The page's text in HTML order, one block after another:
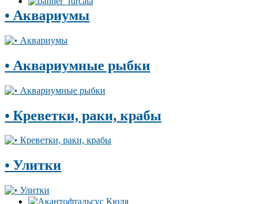
• Аквариумы
• Аквариумные рыбки
• Креветки, раки, крабы
• Улитки